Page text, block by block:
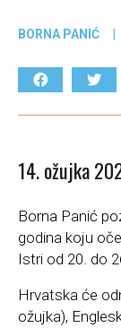
BORNA PANIĆ |
14. ožujka
Borna Panić
godina koju
Istri od 20. do
Hrvatska će
ožujka),